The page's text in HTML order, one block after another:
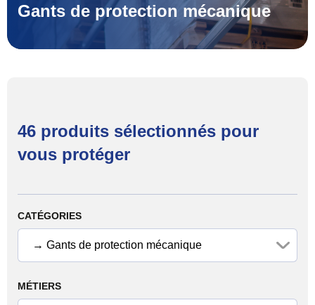
Gants de protection mécanique
46 produits sélectionnés pour
vous protéger
Filtrer les produits
CATÉGORIES
MÉTIERS